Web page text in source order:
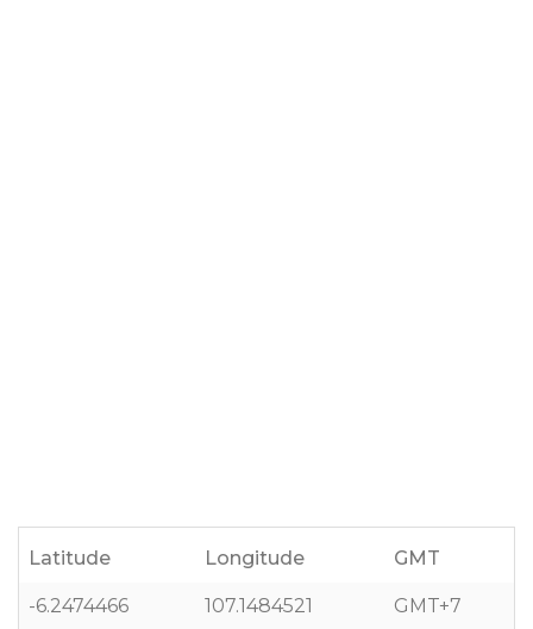
Latitude Longitude GMT
-6.2474466 107.1484521 GMT+7